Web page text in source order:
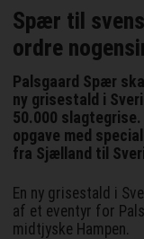
Spær til
ordre
Palsgaard Spær
ny grisestald i
50.000
opgave med
fra Sjælland til
En ny grisestald i
af et eventyr for
midtjyske Hampen.